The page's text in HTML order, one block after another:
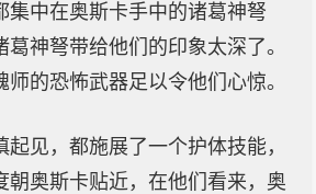
集中在奥斯卡手中的诸葛神弩
神弩带给他们的印象太深了。
的恐怖武器足以令他们心惊。
起见，都施展了一个护体技能，
朝奥斯卡贴近，在他们看来，奥